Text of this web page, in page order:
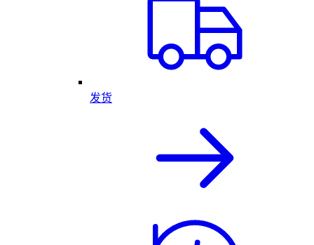
发货